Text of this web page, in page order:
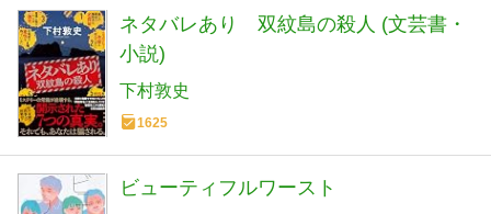
ネタバレあり 双紋島の殺人 (文芸書・
小説)
下村敦史
1625
ビューティフルワースト